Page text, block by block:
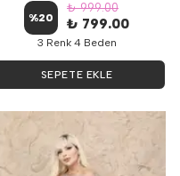
%20
₺ 999.00
₺ 799.00
3 Renk 4 Beden
SEPETE EKLE